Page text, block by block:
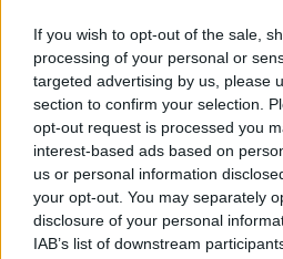
If you wish to opt-out of the sale,
processing of your personal or
targeted advertising by us, please
section to confirm your selection.
opt-out request is processed you
interest-based ads based on
us or personal information
your opt-out. You may separately
disclosure of your personal
IAB’s list of downstream
Lifestyle|28.10.2022 13:17
Σόνια Θεοδωρίδου: